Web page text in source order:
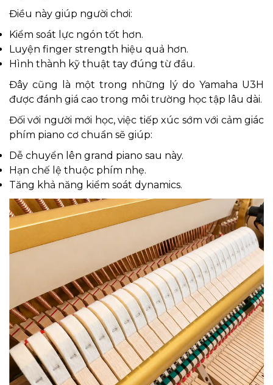
Điều này giúp người chơi:
Kiểm soát lực ngón tốt hơn.
Luyện finger strength hiệu quả hơn.
Hình thành kỹ thuật tay đúng từ đầu.
Đây cũng là một trong những lý do Yamaha U3H
được đánh giá cao trong môi trường học tập lâu dài.
Đối với người mới học, việc tiếp xúc sớm với cảm giác
phím piano cơ chuẩn sẽ giúp:
Dễ chuyển lên grand piano sau này.
Hạn chế lệ thuộc phím nhẹ.
Tăng khả năng kiểm soát dynamics.